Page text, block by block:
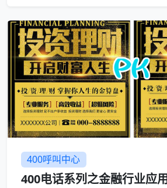
400呼叫中心
400电话系列之金融行业应